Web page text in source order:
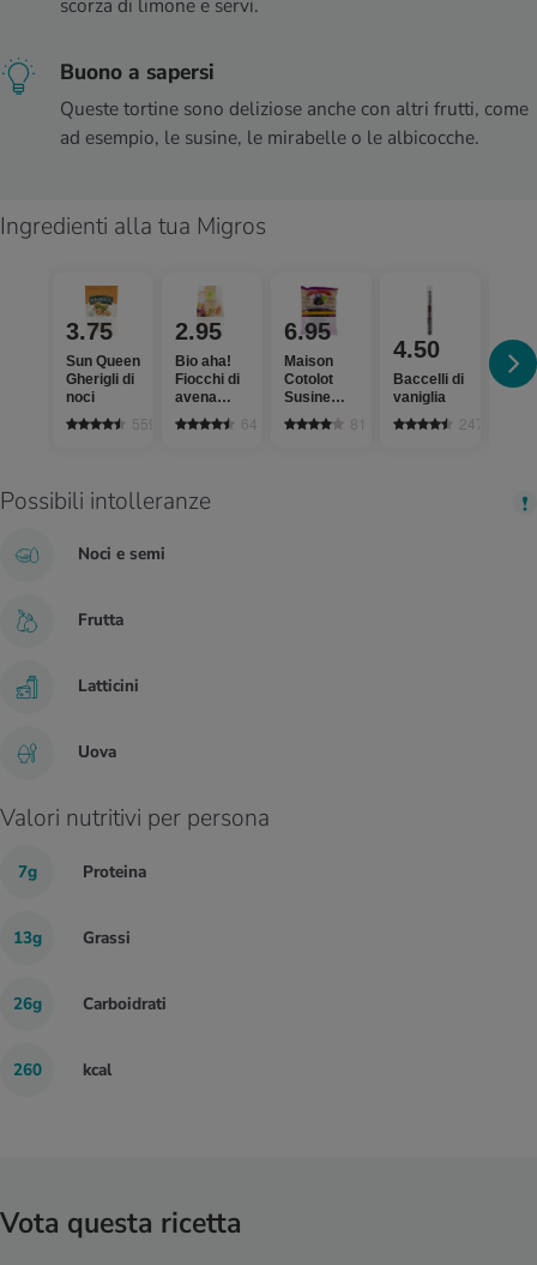
scorza di limone e servi.
Buono a sapersi
Queste tortine sono deliziose anche con altri frutti, come
ad esempio, le susine, le mirabelle o le albicocche.
Ingredienti alla tua Migros
3.75
Sun Queen
Gherigli di
noci
559
2.95
Bio aha!
Fiocchi di
avena
integrale
64
6.95
Maison
Cotolot
Susine
essiccate 81
4.50
Baccelli di
vaniglia
247
Bio
Possibili intolleranze
Noci e semi
Frutta
Latticini
Uova
Valori nutritivi per persona
7g Proteina
13g Grassi
26g Carboidrati
260 kcal
Vota questa ricetta